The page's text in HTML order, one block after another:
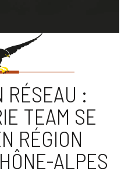
RÉSEAU :
TEAM SE
RÉGION
ALPES